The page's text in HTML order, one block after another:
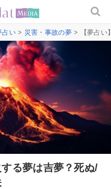
占い> 災害・事故の夢> 【夢占い
する夢は吉夢？死ぬ/